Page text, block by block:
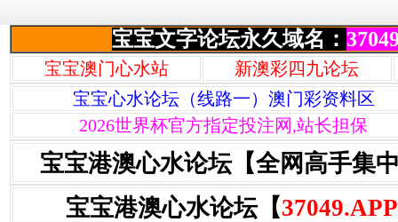
宝宝文字论坛永久域名：
宝宝澳门心水站
新澳彩四九论坛
宝宝心水论坛（线路一）澳门彩资料区
2026世界杯官方指定投注网,站长担保
宝宝港澳心水论坛【全网高手集
宝宝港澳心水论坛【37049.APP